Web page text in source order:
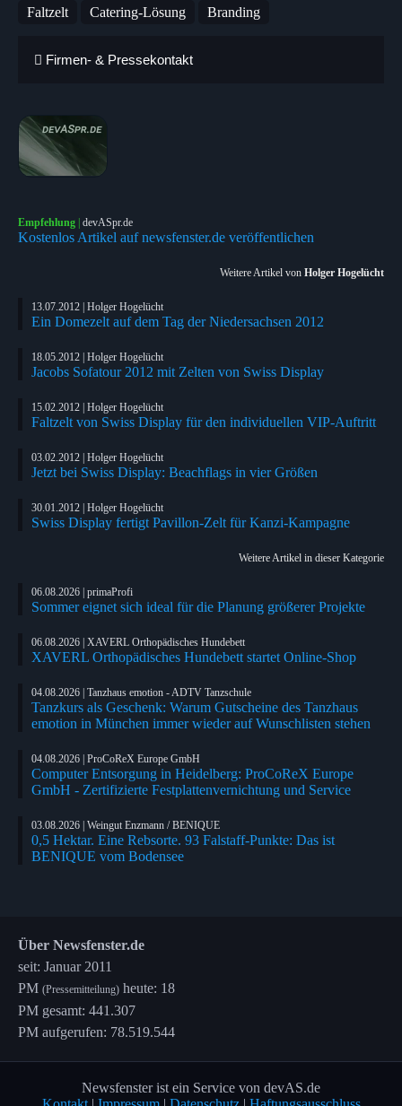
Faltzelt
Catering-Lösung Branding
Firmen- & Pressekontakt
Empfehlung | devASpr.de
Kostenlos Artikel auf newsfenster.de veröffentlichen
Weitere Artikel von Holger Hogelücht
13.07.2012 | Holger Hogelücht
Ein Domezelt auf dem Tag der Niedersachsen 2012
18.05.2012 | Holger Hogelücht
Jacobs Sofatour 2012 mit Zelten von Swiss Display
15.02.2012 | Holger Hogelücht
Faltzelt von Swiss Display für den individuellen VIP-Auftritt
03.02.2012 | Holger Hogelücht
Jetzt bei Swiss Display: Beachflags in vier Größen
30.01.2012 | Holger Hogelücht
Swiss Display fertigt Pavillon-Zelt für Kanzi-Kampagne
Weitere Artikel in dieser Kategorie
06.08.2026 | primaProfi
Sommer eignet sich ideal für die Planung größerer Projekte
06.08.2026 | XAVERL Orthopädisches Hundebett
XAVERL Orthopädisches Hundebett startet Online-Shop
04.08.2026 | Tanzhaus emotion - ADTV Tanzschule
Tanzkurs als Geschenk: Warum Gutscheine des Tanzhaus
emotion in München immer wieder auf Wunschlisten stehen
04.08.2026 | ProCoReX Europe GmbH
Computer Entsorgung in Heidelberg: ProCoReX Europe
GmbH - Zertifizierte Festplattenvernichtung und Service
03.08.2026 | Weingut Enzmann / BENIQUE
0,5 Hektar. Eine Rebsorte. 93 Falstaff-Punkte: Das ist
BENIQUE vom Bodensee
Über Newsfenster.de
seit: Januar 2011
PM (Pressemitteilung) heute: 18
PM gesamt: 441.307
PM aufgerufen: 78.519.544
Newsfenster ist ein Service von devAS.de